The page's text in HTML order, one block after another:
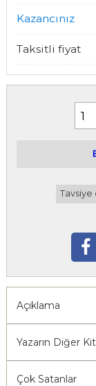
Kazancınız
Taksitli fiyat
Tavsiye
Açıklama
Yazarın Diğer
Çok Satanlar